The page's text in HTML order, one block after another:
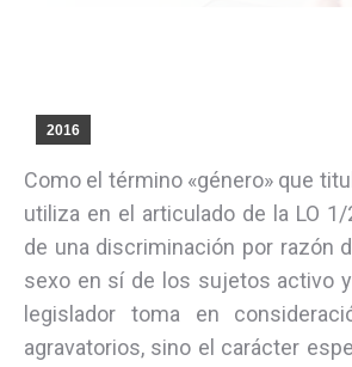
2016
Como el término «género» que
utiliza en el articulado de la LO
de una discriminación por razón
sexo en sí de los sujetos activo
legislador toma en
agravatorios, sino el carácter